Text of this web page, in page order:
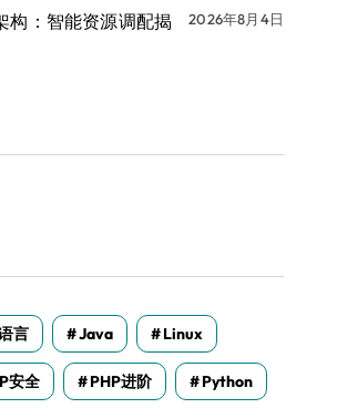
构：智能资源调配揭
2026年8月4日
言 Java Linux
安全 PHP进阶 Python